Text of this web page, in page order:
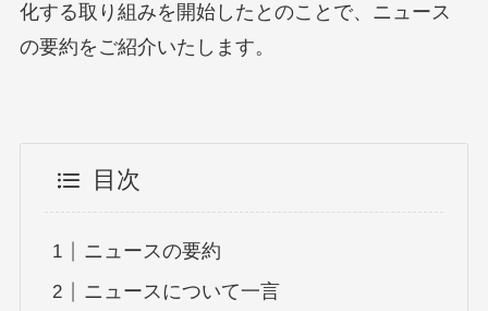
化する取り組みを開始したとのことで、ニュース
の要約をご紹介いたします。
目次
ニュースの要約
ニュースについて一言